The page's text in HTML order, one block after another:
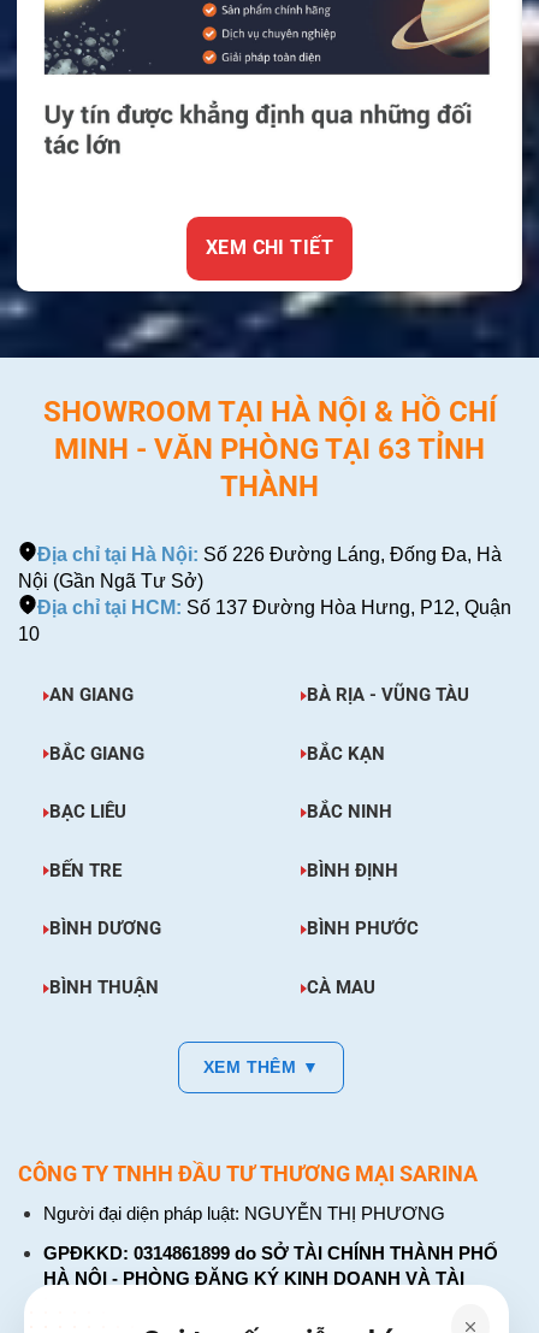
XEM CHI TIẾT
SHOWROOM TẠI HÀ NỘI & HỒ CHÍ
MINH - VĂN PHÒNG TẠI 63 TỈNH
THÀNH
Địa chỉ tại Hà Nội: Số 226 Đường Láng, Đống Đa, Hà
Nội (Gần Ngã Tư Sở)
Địa chỉ tại HCM: Số 137 Đường Hòa Hưng, P12, Quận
10
AN GIANG BÀ RỊA - VŨNG TÀU
BẮC GIANG BẮC KẠN
BẠC LIÊU BẮC NINH
BẾN TRE BÌNH ĐỊNH
BÌNH DƯƠNG BÌNH PHƯỚC
BÌNH THUẬN CÀ MAU
XEM THÊM ▼
CÔNG TY TNHH ĐẦU TƯ THƯƠNG MẠI SARINA
Người đại diện pháp luật: NGUYỄN THỊ PHƯƠNG
GPĐKKD: 0314861899 do SỞ TÀI CHÍNH THÀNH PHỐ
HÀ NỘI - PHÒNG ĐĂNG KÝ KINH DOANH VÀ TÀI
tháng 01 năm 2018. Đăng ký thay đổi lần thứ: 4, ngày 31